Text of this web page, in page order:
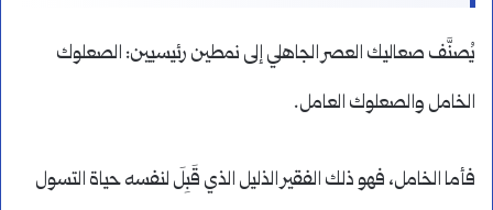
يُصنَّف صعاليك العصر الجاهلي إلى نمطين رئيسيين: الصعلوك
الخامل والصعلوك العامل.
فأما الخامل، فهو ذلك الفقير الذليل الذي قَبِلَ لنفسه حياة التسول